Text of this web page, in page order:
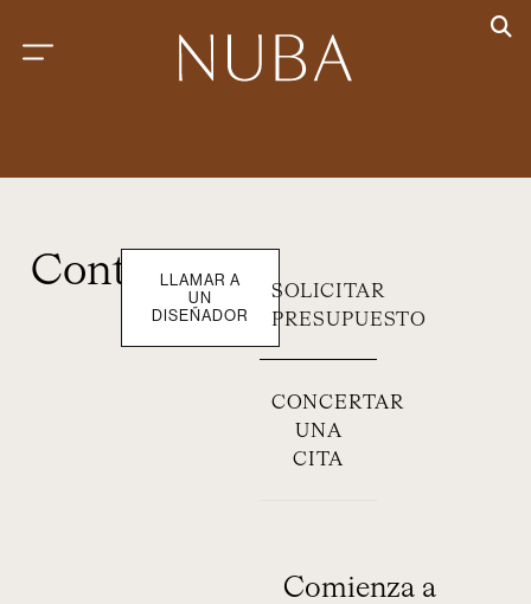
Contacto
LLAMAR A
UN
DISEÑADOR
SOLICITAR
PRESUPUESTO
CONCERTAR
UNA
CITA
Comienza a